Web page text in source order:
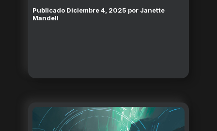
Publicado Diciembre 4, 2025 por Janette
Mandell